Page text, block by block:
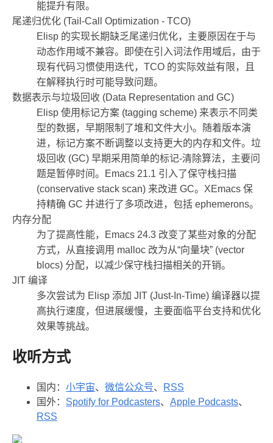
能提升有限。
尾递归优化 (Tail-Call Optimization - TCO)
Elisp 的实现长期缺乏尾递归优化，主要原因在于与
动态作用域不兼容。即使在引入词法作用域后，由于
现有代码习惯使用迭代，TCO 的实际效益有限，且
在解释执行时可能导致问题。
数据表示与垃圾回收 (Data Representation and GC)
Elisp 使用标记方案 (tagging scheme) 来表示不同类
型的数据，早期限制了堆和文件大小。随着版本演
进，标记方案不断调整以支持更大的内存和文件。垃
圾回收 (GC) 早期采用简单的标记-清除算法，主要问
题是暂停时间。Emacs 21.1 引入了保守栈扫描
(conservative stack scan) 来改进 GC。XEmacs 保
持精确 GC 并进行了多项改进，包括 ephemerons。
内存分配
为了提高性能，Emacs 24.3 改变了某些对象的分配
方式，从直接调用 malloc 改为从“向量块” (vector
blocs) 分配，以减少保守栈扫描相关的开销。
JIT 编译
多次尝试为 Elisp 添加 JIT (Just-In-Time) 编译器以提
高执行速度，但进展缓慢，主要面临平台支持和优化
效果等挑战。
收听方式
国内： 小宇宙、 微信公众号、
RSS
国外： Spotify for Podcasters、 Apple Podcasts、
RSS